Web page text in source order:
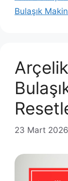
Bulaşık
23 Mart 2026